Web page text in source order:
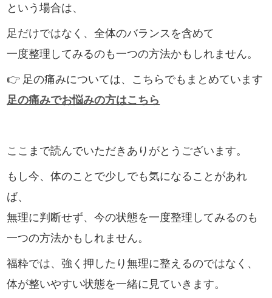
という場合は、
足だけではなく、全体のバランスを含めて
一度整理してみるのも一つの方法かもしれません。
👉 足の痛みについては、こちらでもまとめています
足の痛みでお悩みの方はこちら
ここまで読んでいただきありがとうございます。
もし今、体のことで少しでも気になることがあれ
ば、
無理に判断せず、今の状態を一度整理してみるのも
一つの方法かもしれません。
福粋では、強く押したり無理に整えるのではなく、
体が整いやすい状態を一緒に見ていきます。